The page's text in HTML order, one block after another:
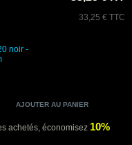
noir -
33,25 € TTC
achetés, économisez 10%